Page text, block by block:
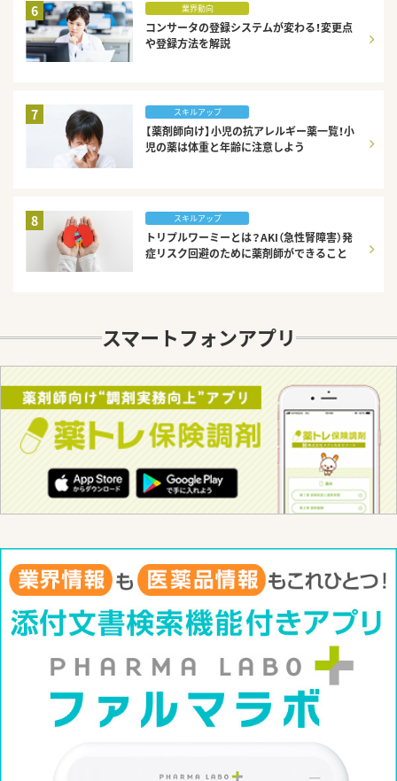
6 業界動向
コンサータの登録システムが変わる！変更点
や登録方法を解説
7 スキルアップ
【薬剤師向け】小児の抗アレルギー薬一覧！小
児の薬は体重と年齢に注意しよう
8 スキルアップ
トリプルワーミーとは？AKI（急性腎障害）発
症リスク回避のために薬剤師ができること
スマートフォンアプリ